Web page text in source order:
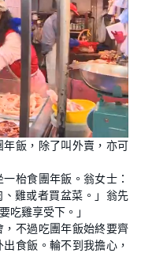
年飯，除了叫外賣，亦可
枱食團年飯。翁女士：
雞或者買盆菜。」翁先
吃雞享受下。」
不過吃團年飯始終要齊
食飯。輪不到我擔心，